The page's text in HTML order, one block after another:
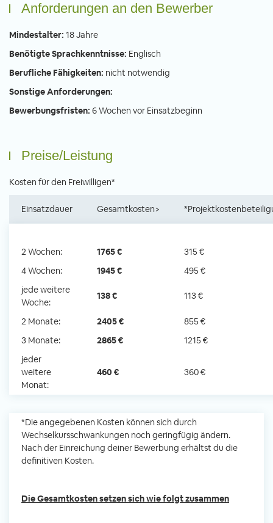
Anforderungen an den Bewerber
Mindestalter: 18 Jahre
Benötigte Sprachkenntnisse: Englisch
Berufliche Fähigkeiten: nicht notwendig
Sonstige Anforderungen:
Bewerbungsfristen: 6 Wochen vor Einsatzbeginn
Preise/Leistung
Kosten für den Freiwilligen*
Einsatzdauer Gesamtkosten>
2 Wochen: 1765 €
315 €
4 Wochen:
1945 €
495 €
jede weitere
Woche:
138 € 113 €
2 Monate: 2405 €
855 €
3 Monate:
2865 €
1215 €
jeder
weitere
Monat:
460 € 360 €
*Die angegebenen Kosten können sich durch
Wechselkursschwankungen noch geringfügig ändern.
Nach der Einreichung deiner Bewerbung erhältst du die
definitiven Kosten.
Die Gesamtkosten setzen sich wie folgt zusammen